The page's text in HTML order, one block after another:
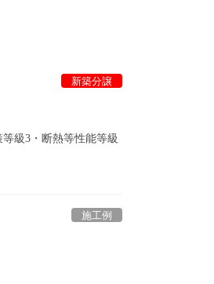
新築分譲
級3・断熱等性能等級
施工例